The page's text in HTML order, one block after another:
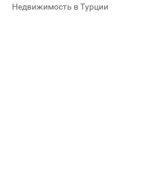
Недвижимость в Турции